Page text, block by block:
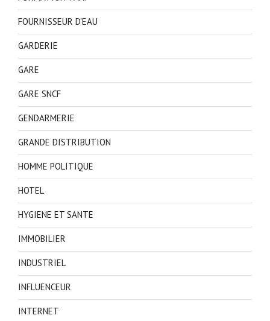
FOURNISSEUR D'EAU
GARDERIE
GARE
GARE SNCF
GENDARMERIE
GRANDE DISTRIBUTION
HOMME POLITIQUE
HOTEL
HYGIENE ET SANTE
IMMOBILIER
INDUSTRIEL
INFLUENCEUR
INTERNET